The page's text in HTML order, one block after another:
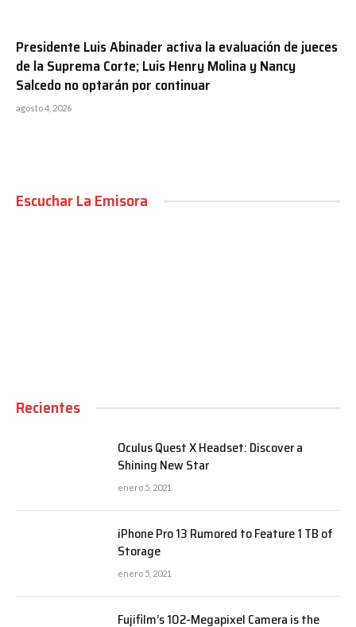
Presidente Luis Abinader activa la evaluación de jueces
de la Suprema Corte; Luis Henry Molina y Nancy
Salcedo no optarán por continuar
agosto 4, 2026
Escuchar La Emisora
Recientes
Oculus Quest X Headset: Discover a
Shining New Star
enero 5, 2021
iPhone Pro 13 Rumored to Feature 1 TB of
Storage
enero 5, 2021
Fujifilm’s 102-Megapixel Camera is the